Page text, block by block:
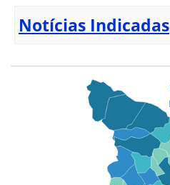
Notícias Indicadas